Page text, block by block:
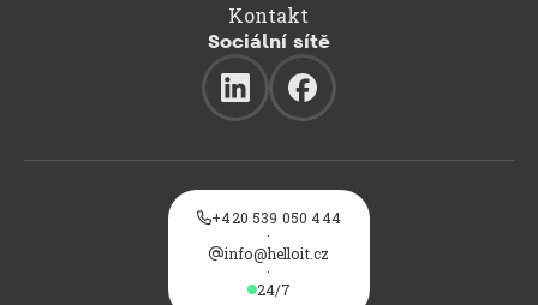
Kontakt
Sociální sítě
+420 539 050 444
·
@info@helloit.cz
·
24/7